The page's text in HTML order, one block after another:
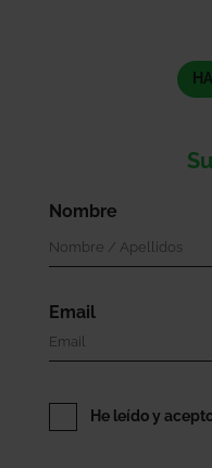
Nombre
Email
He leído y